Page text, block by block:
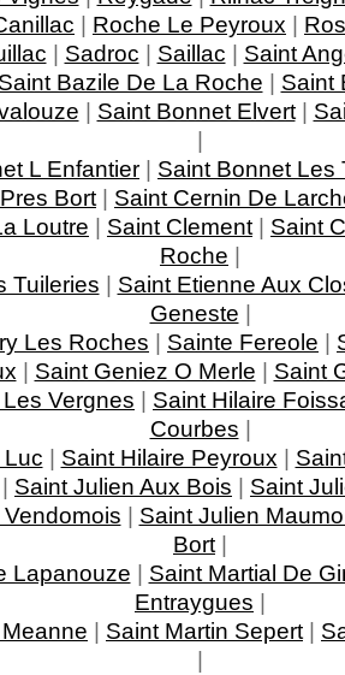
| Roche Le Peyroux |
| Sadroc | Saillac | Saint
Saint Bazile De La Roche | Saint
| Saint Bonnet Elvert|
|
L Enfantier | Saint Bonnet Les
Bort | Saint Cernin De
Loutre | Saint Clement | Saint
Roche |
Tuileries | Saint Etienne Aux
Geneste |
Les Roches | Sainte Fereole |
| Saint Geniez O Merle | Saint
Vergnes | Saint Hilaire
Courbes |
Luc | Saint Hilaire Peyroux |
| Saint Julien Aux Bois | Saint
| Saint Julien
Bort |
Lapanouze | Saint Martial De
Entraygues |
| Saint Martin Sepert |
|